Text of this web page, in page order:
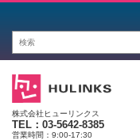
株式会社ヒューリンクス
TEL：03-5642-8385
営業時間：9:00-17:30